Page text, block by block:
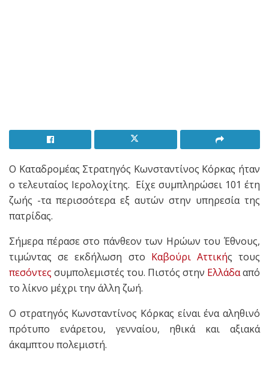
Ο Καταδρομέας Στρατηγός Κωνσταντίνος Κόρκας ήταν
ο τελευταίος Ιερολοχίτης. Είχε συμπληρώσει 101 έτη
ζωής -τα περισσότερα εξ αυτών στην υπηρεσία της
πατρίδας.
Σήμερα πέρασε στο πάνθεον των Ηρώων του Έθνους,
τιμώντας σε εκδήλωση στο Καβούρι Αττικής τους
πεσόντες συμπολεμιστές του. Πιστός στην Ελλάδααπό
το λίκνο μέχρι την άλλη ζωή.
Ο στρατηγός Κωνσταντίνος Κόρκας είναι ένα αληθινό
πρότυπο ενάρετου, γενναίου, ηθικά και αξιακά
άκαμπτου πολεμιστή.